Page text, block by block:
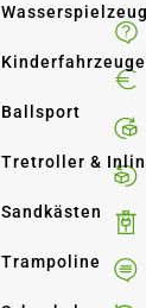
Wasserspielzeug
Kinderfahrzeuge
Ballsport
Tretroller &
Sandkästen
Trampoline